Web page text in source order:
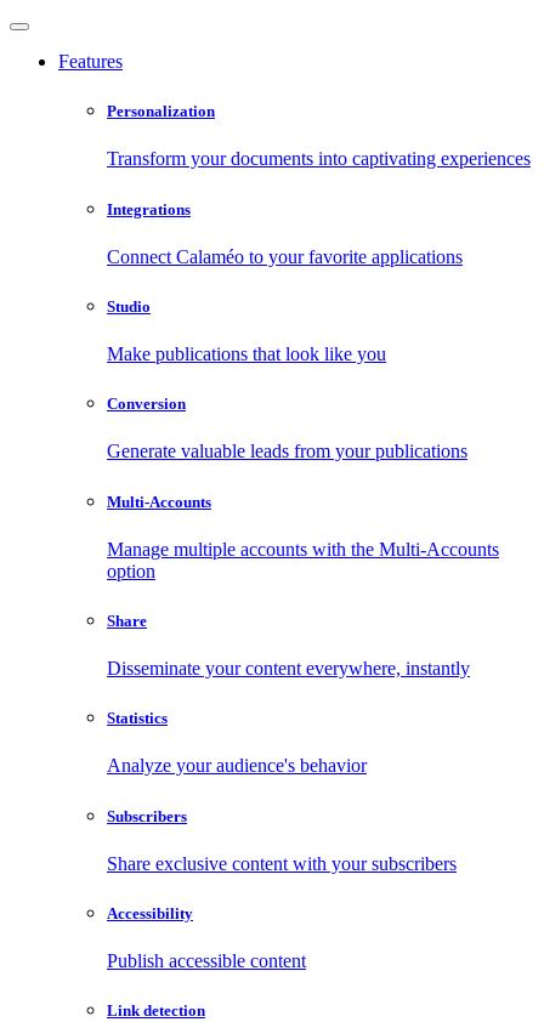
Features
Personalization
Transform your documents into captivating experiences
Integrations
Connect Calaméo to your favorite applications
Studio
Make publications that look like you
Conversion
Generate valuable leads from your publications
Multi-Accounts
Manage multiple accounts with the Multi-Accounts
option
Share
Disseminate your content everywhere, instantly
Statistics
Analyze your audience's behavior
Subscribers
Share exclusive content with your subscribers
Accessibility
Publish accessible content
Link detection